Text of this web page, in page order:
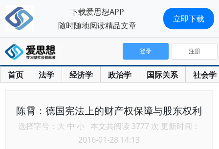
首页 法学 经济学 政治学 国际关系 社会学
登录 注册
陈霄：德国宪法上的财产权保障与股东权利
选择字号： 大 中 小 本文共阅读 3777 次 更新时间：
2016-01-28 14:13
下载爱思想APP
随时随地阅读精品文章
立即下载